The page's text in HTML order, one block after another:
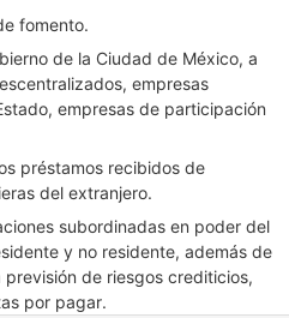
fomento.
de la Ciudad de México, a
empresas
empresas de participación
préstamos recibidos de
del extranjero.
subordinadas en poder del
y no residente, además de
previsión de riesgos crediticios,
por pagar.